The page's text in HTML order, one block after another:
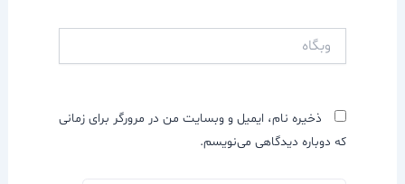
ذخیره نام، ایمیل و وبسایت من در مرورگر برای زمانی
که دوباره دیدگاهی می‌نویسم.